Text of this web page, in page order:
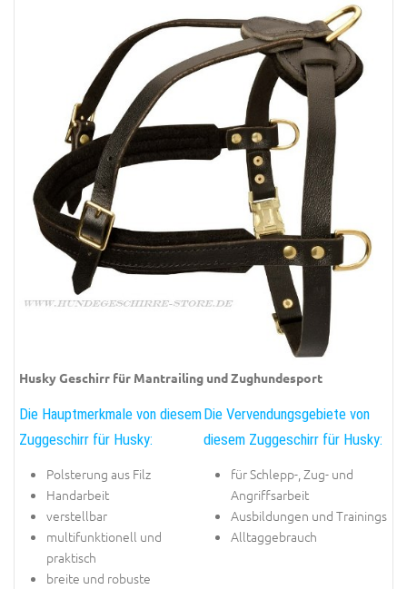
Husky Geschirr für Mantrailing und Zughundesport
Die Hauptmerkmale von diesem
Zuggeschirr für Husky:
Polsterung aus Filz
Handarbeit
verstellbar
multifunktionell und
praktisch
breite und robuste
Die Vervendungsgebiete von
diesem Zuggeschirr für Husky:
für Schlepp-, Zug- und
Angriffsarbeit
Ausbildungen und Trainings
Alltaggebrauch